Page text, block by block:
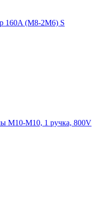
160A (M8-2M6) S
M10-M10, 1 ручка, 800V